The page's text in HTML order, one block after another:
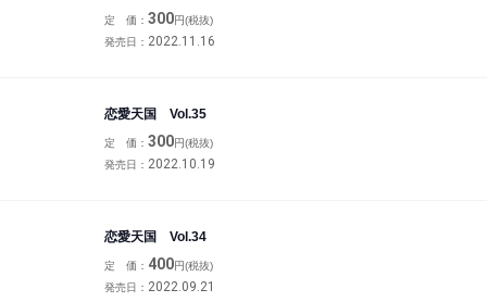
定 価： 300円(税抜)
発売日： 2022.11.16
恋愛天国 Vol.35
定 価： 300円(税抜)
発売日： 2022.10.19
恋愛天国 Vol.34
定 価： 400円(税抜)
発売日： 2022.09.21